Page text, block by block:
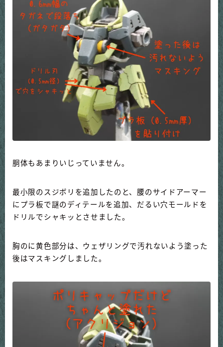
胴体もあまりいじっていません。
最小限のスジボリを追加したのと、腰のサイドアーマー
にプラ板で謎のディテールを追加、だるい穴モールドを
ドリルでシャキッとさせました。
胸のに黄色部分は、ウェザリングで汚れないよう塗った
後はマスキングしました。